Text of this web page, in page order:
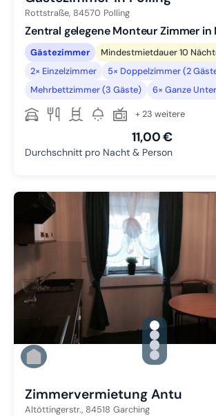
Rottstraße, 84570 Polling
Zentral gelegene Monteur Zimmer
Gästezimmer
Mindestmietdauer 10
2× Einzelzimmer
5× Doppelzimmer (2
Mehrbettzimmer (3 Gäste)
6× Ganze
+ 23 weitere
11,00 €
Durchschnitt pro Nacht & Person
Zu Slide 1
Zu Slide 2
Zu Slide 3
Zu Slide 4
Zimmervermietung Antu
Altöttingerstr., 84518 Garching